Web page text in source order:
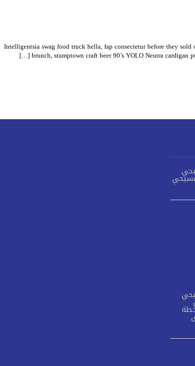
Intelligentsia swag food truck hella, fap consectetur before they
brunch, stumptown craft beer 90’s YOLO Neutra cardigan